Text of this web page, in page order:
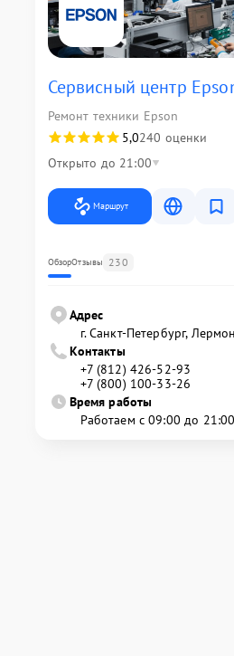
Сервисный центр
Ремонт техники Epson
5,0240 оценки
Открыто до 21:00
Маршрут
ОбзорОтзывы 230
Адрес
г. Санкт-Петербург,
Контакты
+7 (812) 426-52-93
+7 (800) 100-33-26
Время работы
Работаем с 09:00 до 21:00